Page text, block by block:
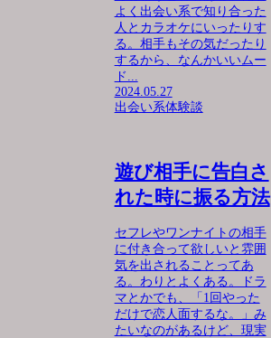
よく出会い系で知り合った
人とカラオケにいったりす
る。相手もその気だったり
するから、なんかいいムー
ド...
2024.05.27
出会い系体験談
遊び相手に告白さ
れた時に振る方法
セフレやワンナイトの相手
に付き合って欲しいと雰囲
気を出されることってあ
る。わりとよくある。ドラ
マとかでも、「1回やった
だけで恋人面するな。」み
たいなのがあるけど、現実